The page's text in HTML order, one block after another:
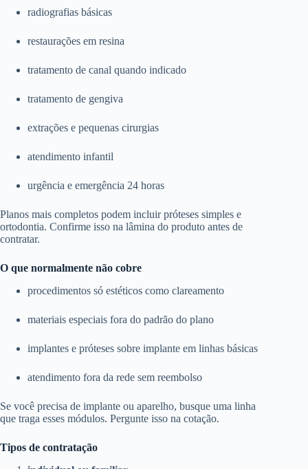
radiografias básicas
restaurações em resina
tratamento de canal quando indicado
tratamento de gengiva
extrações e pequenas cirurgias
atendimento infantil
urgência e emergência 24 horas
Planos mais completos podem incluir próteses simples e
ortodontia. Confirme isso na lâmina do produto antes de
contratar.
O que normalmente não cobre
procedimentos só estéticos como clareamento
materiais especiais fora do padrão do plano
implantes e próteses sobre implante em linhas básicas
atendimento fora da rede sem reembolso
Se você precisa de implante ou aparelho, busque uma linha
que traga esses módulos. Pergunte isso na cotação.
Tipos de contratação